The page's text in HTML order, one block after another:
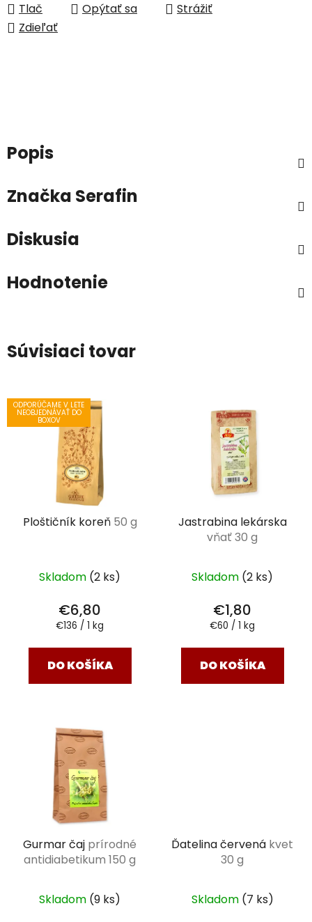
Tlač Opýtať sa
Strážiť
Zdieľať
Popis
Značka Serafin
Diskusia
Hodnotenie
Súvisiaci tovar
ODPORÚČAME V LETE
NEOBJEDNÁVAŤ DO
BOXOV
Ploštičník koreň 50 g
Skladom (2 ks)
€6,80
Jednotková
€136 / 1 kg
DO KOŠÍKA
Jastrabina lekárska
vňať 30 g
Skladom (2 ks)
€1,80
Jednotková
€60 / 1 kg
DO KOŠÍKA
Gurmar čaj prírodné
antidiabetikum 150 g
Skladom (9 ks)
Ďatelina červená kvet
30 g
Skladom (7 ks)